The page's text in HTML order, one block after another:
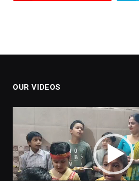
OUR VIDEOS